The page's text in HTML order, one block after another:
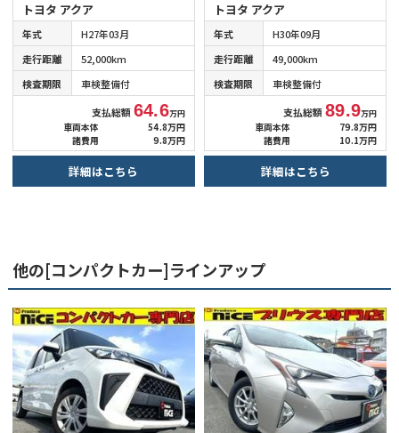
トヨタ アクア
年式
H27年03月
走行距離
52,000km
検査期限
車検整備付
支払総額64.6万円
車両本体
54.8万円
諸費用
9.8万円
詳細はこちら
トヨタ アクア
年式
H30年09月
走行距離
49,000km
検査期限
車検整備付
支払総額89.9万円
車両本体
79.8万円
諸費用
10.1万円
詳細はこちら
他の[コンパクトカー]ラインアップ